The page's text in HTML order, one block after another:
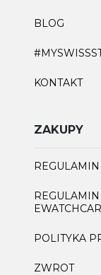
BLOG
KONTAKT
ZAKUPY
POLITYKA
ZWROT